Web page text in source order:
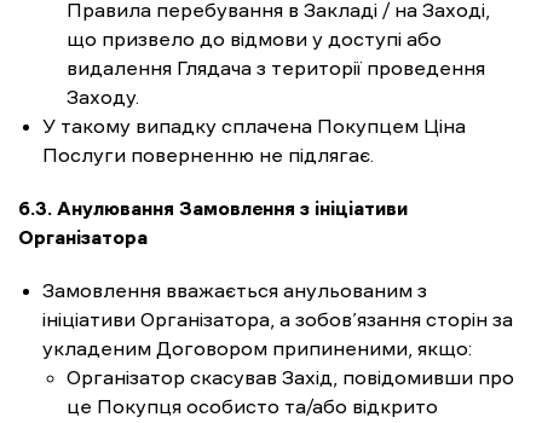
Правила перебування в Закладі / на Заході,
що призвело до відмови у доступі або
видалення Глядача з території проведення
Заходу.
У такому випадку сплачена Покупцем Ціна
Послуги поверненню не підлягає.
6.3. Анулювання Замовлення з ініціативи
Організатора
Замовлення вважається анульованим з
ініціативи Організатора, а зобов’язання сторін за
укладеним Договором припиненими, якщо:
Організатор скасував Захід, повідомивши про
це Покупця особисто та/або відкрито